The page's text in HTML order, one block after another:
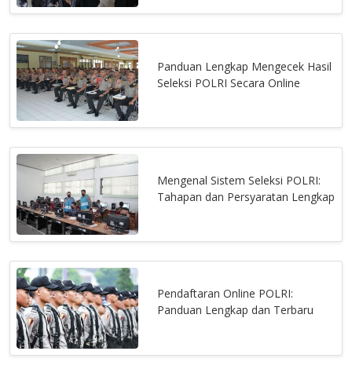
Panduan Lengkap Mengecek Hasil
Seleksi POLRI Secara Online
Mengenal Sistem Seleksi POLRI:
Tahapan dan Persyaratan Lengkap
Pendaftaran Online POLRI:
Panduan Lengkap dan Terbaru